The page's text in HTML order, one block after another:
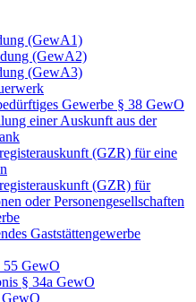
(GewA1)
(GewA2)
(GewA3)
Gewerbe § 38 GewO
einer Auskunft aus der
(GZR) für eine
(GZR) für
oder Personengesellschaften
Gaststättengewerbe
55 GewO
§ 34a GewO